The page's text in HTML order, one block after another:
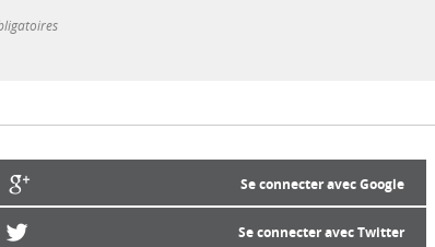
Se connecter avec Google
Se connecter avec Twitter